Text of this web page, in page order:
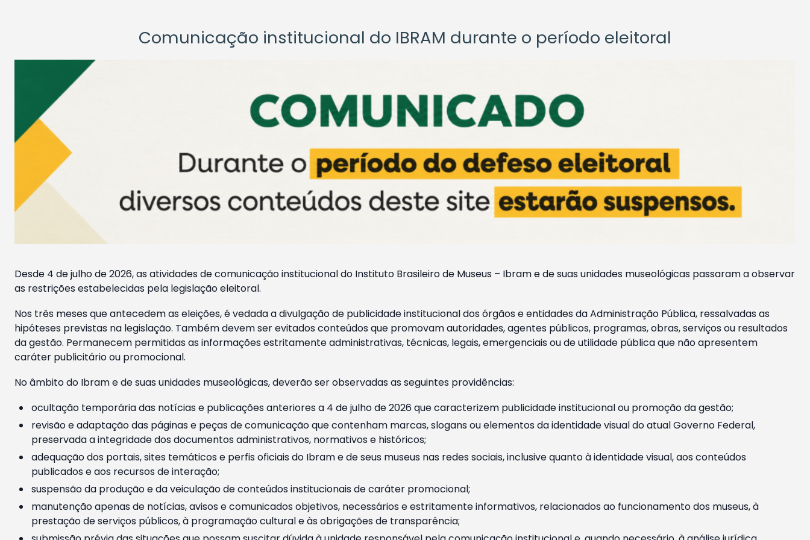
Comunicação institucional do IBRAM durante o período eleitoral
Desde 4 de julho de 2026, as atividades de comunicação institucional do Instituto Brasileiro de Museus – Ibram e de suas unidades museológicas passaram a observar
as restrições estabelecidas pela legislação eleitoral.
Nos três meses que antecedem as eleições, é vedada a divulgação de publicidade institucional dos órgãos e entidades da Administração Pública, ressalvadas as
hipóteses previstas na legislação. Também devem ser evitados conteúdos que promovam autoridades, agentes públicos, programas, obras, serviços ou resultados
da gestão. Permanecem permitidas as informações estritamente administrativas, técnicas, legais, emergenciais ou de utilidade pública que não apresentem
caráter publicitário ou promocional.
No âmbito do Ibram e de suas unidades museológicas, deverão ser observadas as seguintes providências:
ocultação temporária das notícias e publicações anteriores a 4 de julho de 2026 que caracterizem publicidade institucional ou promoção da gestão;
revisão e adaptação das páginas e peças de comunicação que contenham marcas, slogans ou elementos da identidade visual do atual Governo Federal,
preservada a integridade dos documentos administrativos, normativos e históricos;
adequação dos portais, sites temáticos e perfis oficiais do Ibram e de seus museus nas redes sociais, inclusive quanto à identidade visual, aos conteúdos
publicados e aos recursos de interação;
suspensão da produção e da veiculação de conteúdos institucionais de caráter promocional;
manutenção apenas de notícias, avisos e comunicados objetivos, necessários e estritamente informativos, relacionados ao funcionamento dos museus, à
prestação de serviços públicos, à programação cultural e às obrigações de transparência;